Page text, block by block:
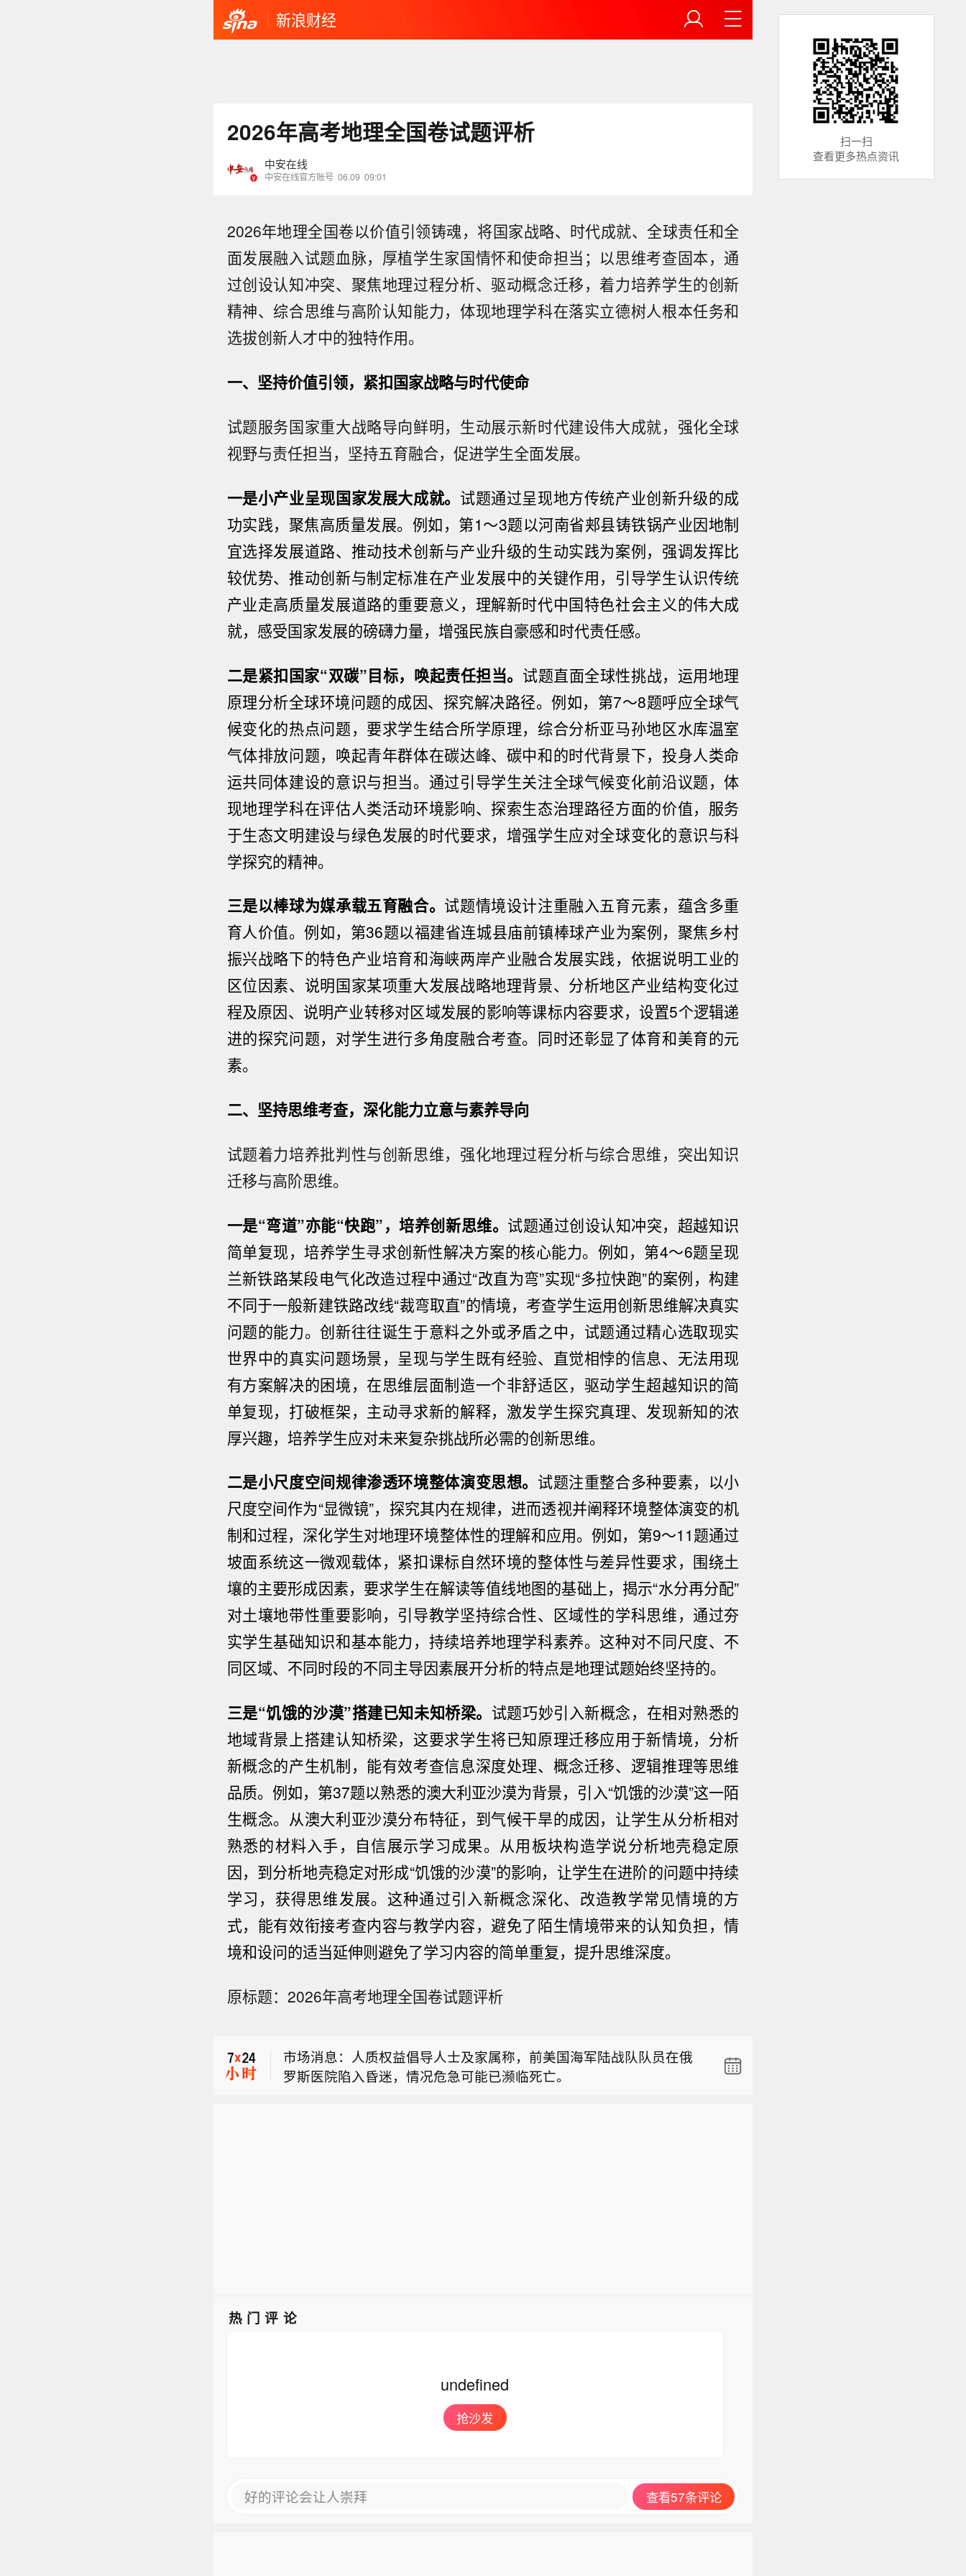
新浪财经
2026年高考地理全国卷试题评析
中安在线
中安在线官方账号 06.09 09:01
2026年地理全国卷以价值引领铸魂，将国家战略、时代成就、全球责任和全
面发展融入试题血脉，厚植学生家国情怀和使命担当；以思维考查固本，通
过创设认知冲突、聚焦地理过程分析、驱动概念迁移，着力培养学生的创新
精神、综合思维与高阶认知能力，体现地理学科在落实立德树人根本任务和
选拔创新人才中的独特作用。
一、 坚持价值引领，紧扣国家战略与时代使命
试题服务国家重大战略导向鲜明，生动展示新时代建设伟大成就，强化全球
视野与责任担当，坚持五育融合，促进学生全面发展。
一是小产业呈现国家发展大成就。 试题通过呈现地方传统产业创新升级的成
功实践，聚焦高质量发展。例如，第1～3题以河南省郏县铸铁锅产业因地制
宜选择发展道路、推动技术创新与产业升级的生动实践为案例，强调发挥比
较优势、推动创新与制定标准在产业发展中的关键作用，引导学生认识传统
产业走高质量发展道路的重要意义，理解新时代中国特色社会主义的伟大成
就，感受国家发展的磅礴力量，增强民族自豪感和时代责任感。
二是紧扣国家“双碳”目标，唤起责任担当。 试题直面全球性挑战，运用地理
原理分析全球环境问题的成因、探究解决路径。例如，第7～8题呼应全球气
候变化的热点问题，要求学生结合所学原理，综合分析亚马孙地区水库温室
气体排放问题，唤起青年群体在碳达峰、碳中和的时代背景下，投身人类命
运共同体建设的意识与担当。通过引导学生关注全球气候变化前沿议题，体
现地理学科在评估人类活动环境影响、探索生态治理路径方面的价值，服务
于生态文明建设与绿色发展的时代要求，增强学生应对全球变化的意识与科
学探究的精神。
三是以棒球为媒承载五育融合。 试题情境设计注重融入五育元素，蕴含多重
育人价值。例如，第36题以福建省连城县庙前镇棒球产业为案例，聚焦乡村
振兴战略下的特色产业培育和海峡两岸产业融合发展实践，依据说明工业的
区位因素、说明国家某项重大发展战略地理背景、分析地区产业结构变化过
程及原因、说明产业转移对区域发展的影响等课标内容要求，设置5个逻辑递
进的探究问题，对学生进行多角度融合考查。同时还彰显了体育和美育的元
素。
二、坚持思维考查，深化能力立意与素养导向
试题着力培养批判性与创新思维，强化地理过程分析与综合思维，突出知识
迁移与高阶思维。
一是“弯道”亦能“快跑”，培养创新思维。 试题通过创设认知冲突，超越知识
简单复现，培养学生寻求创新性解决方案的核心能力。例如，第4～6题呈现
兰新铁路某段电气化改造过程中通过“改直为弯”实现“多拉快跑”的案例，构建
不同于一般新建铁路改线“裁弯取直”的情境，考查学生运用创新思维解决真实
问题的能力。创新往往诞生于意料之外或矛盾之中，试题通过精心选取现实
世界中的真实问题场景，呈现与学生既有经验、直觉相悖的信息、无法用现
有方案解决的困境，在思维层面制造一个非舒适区，驱动学生超越知识的简
单复现，打破框架，主动寻求新的解释，激发学生探究真理、发现新知的浓
厚兴趣，培养学生应对未来复杂挑战所必需的创新思维。
二是小尺度空间规律渗透环境整体演变思想。 试题注重整合多种要素，以小
尺度空间作为“显微镜”，探究其内在规律，进而透视并阐释环境整体演变的机
制和过程，深化学生对地理环境整体性的理解和应用。例如，第9～11题通过
坡面系统这一微观载体，紧扣课标自然环境的整体性与差异性要求，围绕土
壤的主要形成因素，要求学生在解读等值线地图的基础上，揭示“水分再分配”
对土壤地带性重要影响，引导教学坚持综合性、区域性的学科思维，通过夯
实学生基础知识和基本能力，持续培养地理学科素养。这种对不同尺度、不
同区域、不同时段的不同主导因素展开分析的特点是地理试题始终坚持的。
三是“饥饿的沙漠”搭建已知未知桥梁。 试题巧妙引入新概念，在相对熟悉的
地域背景上搭建认知桥梁，这要求学生将已知原理迁移应用于新情境，分析
新概念的产生机制，能有效考查信息深度处理、概念迁移、逻辑推理等思维
品质。例如，第37题以熟悉的澳大利亚沙漠为背景，引入“饥饿的沙漠”这一陌
生概念。从澳大利亚沙漠分布特征，到气候干旱的成因，让学生从分析相对
熟悉的材料入手，自信展示学习成果。从用板块构造学说分析地壳稳定原
因，到分析地壳稳定对形成“饥饿的沙漠”的影响，让学生在进阶的问题中持续
学习，获得思维发展。这种通过引入新概念深化、改造教学常见情境的方
式，能有效衔接考查内容与教学内容，避免了陌生情境带来的认知负担，情
境和设问的适当延伸则避免了学习内容的简单重复，提升思维深度。
原标题：2026年高考地理全国卷试题评析
美国参议员麦康奈尔：我将继续在家休养。
市场消息：人质权益倡导人士及家属称，前美国海军陆战队队员在俄
罗斯医院陷入昏迷，情况危急可能已濒临死亡。
市场消息：人质权益倡导人士及家属称，前美国海军陆战队队员在俄
罗斯医院陷入昏迷，情况危急可能已濒临死亡。
热门评论
undefined
抢沙发
好的评论会让人崇拜 查看57条评论
扫一扫
查看更多热点资讯